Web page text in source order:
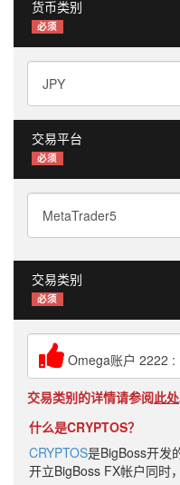
货币类别
必须
交易平台
必须
交易类别
必须
Omega账户 2222 :
交易类别的详情请参阅此处
什么是CRYPTOS？
CRYPTOS是BigBoss开发
开立BigBoss FX帐户同时